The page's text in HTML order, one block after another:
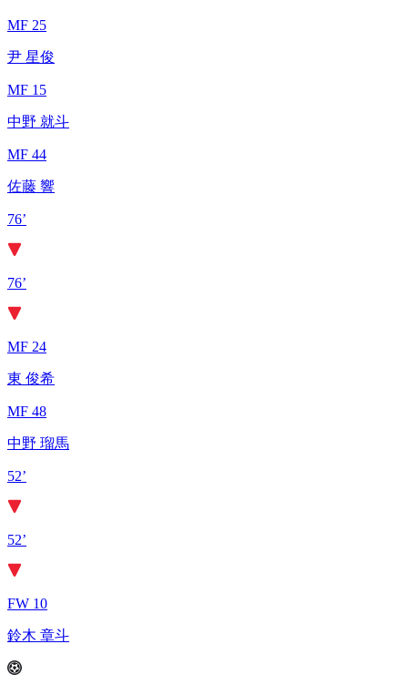
MF 25
尹 星俊
MF 15
中野 就斗
MF 44
佐藤 響
76’
76’
MF 24
東 俊希
MF 48
中野 瑠馬
52’
52’
FW 10
鈴木 章斗